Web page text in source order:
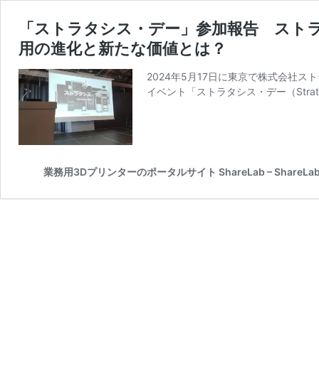
「ストラタシス・デー」参加報告 スト
用の進化と新たな価値とは？
2024年5月17日に東京で株式会社ス
イベント「ストラタシス・デー（
業務用3Dプリンターのポータルサイト ShareLab –